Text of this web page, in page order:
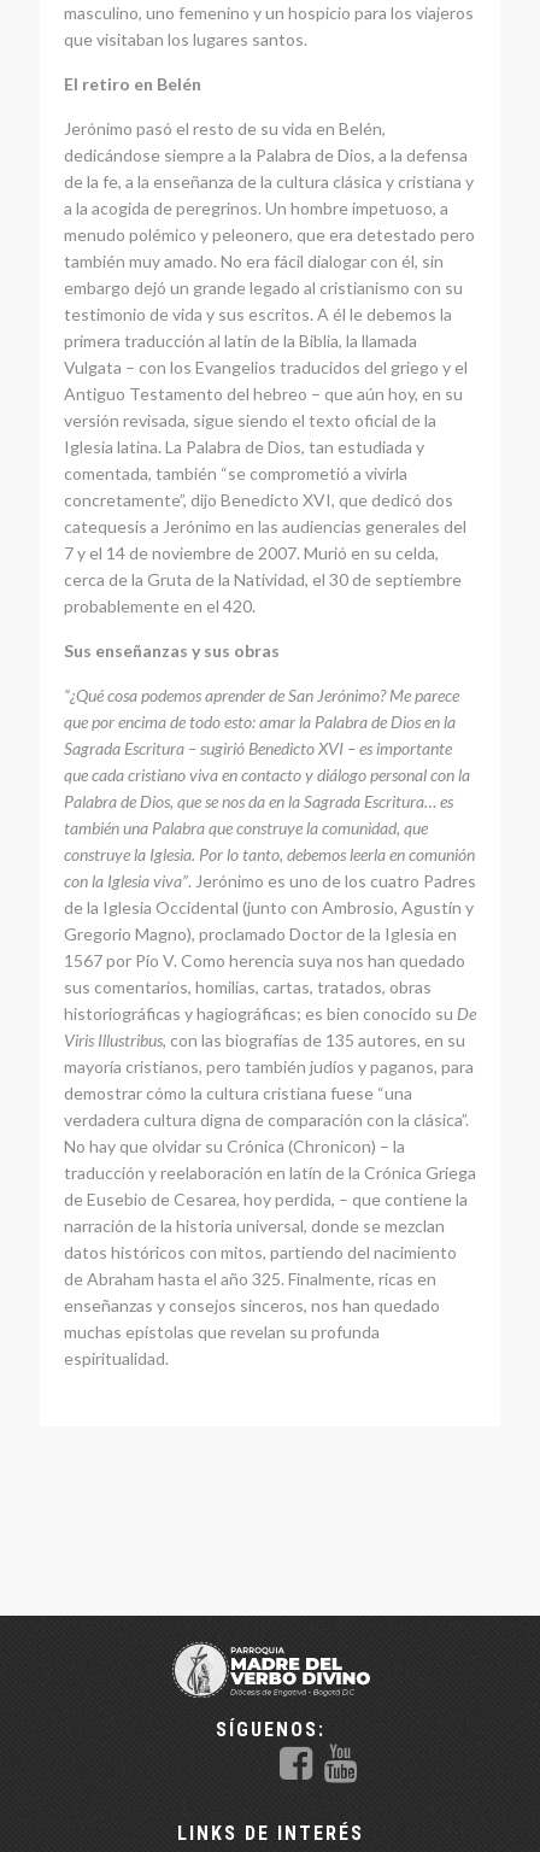
masculino, uno femenino y un hospicio para los viajeros
que visitaban los lugares santos.
El retiro en Belén
Jerónimo pasó el resto de su vida en Belén,
dedicándose siempre a la Palabra de Dios, a la defensa
de la fe, a la enseñanza de la cultura clásica y cristiana y
a la acogida de peregrinos. Un hombre impetuoso, a
menudo polémico y peleonero, que era detestado pero
también muy amado. No era fácil dialogar con él, sin
embargo dejó un grande legado al cristianismo con su
testimonio de vida y sus escritos. A él le debemos la
primera traducción al latín de la Biblia, la llamada
Vulgata – con los Evangelios traducidos del griego y el
Antiguo Testamento del hebreo – que aún hoy, en su
versión revisada, sigue siendo el texto oficial de la
Iglesia latina. La Palabra de Dios, tan estudiada y
comentada, también “se comprometió a vivirla
concretamente”, dijo Benedicto XVI, que dedicó dos
catequesis a Jerónimo en las audiencias generales del
7 y el 14 de noviembre de 2007. Murió en su celda,
cerca de la Gruta de la Natividad, el 30 de septiembre
probablemente en el 420.
Sus enseñanzas y sus obras
“¿Qué cosa podemos aprender de San Jerónimo? Me parece
que por encima de todo esto: amar la Palabra de Dios en la
Sagrada Escritura – sugirió Benedicto XVI – es importante
que cada cristiano viva en contacto y diálogo personal con la
Palabra de Dios, que se nos da en la Sagrada Escritura… es
también una Palabra que construye la comunidad, que
construye la Iglesia. Por lo tanto, debemos leerla en comunión
con la Iglesia viva”. Jerónimo es uno de los cuatro Padres
de la Iglesia Occidental (junto con Ambrosio, Agustín y
Gregorio Magno), proclamado Doctor de la Iglesia en
1567 por Pío V. Como herencia suya nos han quedado
sus comentarios, homilías, cartas, tratados, obras
historiográficas y hagiográficas; es bien conocido su De
Viris Illustribus, con las biografías de 135 autores, en su
mayoría cristianos, pero también judíos y paganos, para
demostrar cómo la cultura cristiana fuese “una
verdadera cultura digna de comparación con la clásica”.
No hay que olvidar su Crónica (Chronicon) – la
traducción y reelaboración en latín de la Crónica Griega
de Eusebio de Cesarea, hoy perdida, – que contiene la
narración de la historia universal, donde se mezclan
datos históricos con mitos, partiendo del nacimiento
de Abraham hasta el año 325. Finalmente, ricas en
enseñanzas y consejos sinceros, nos han quedado
muchas epístolas que revelan su profunda
espiritualidad.
SÍGUENOS:
LINKS DE INTERÉS